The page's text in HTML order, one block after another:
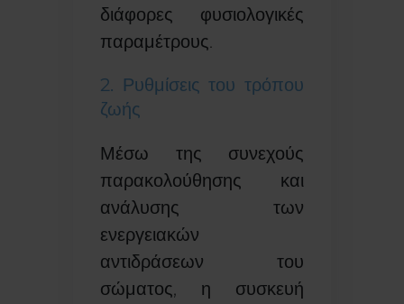
διάφορες φυσιολογικές
παραμέτρους.
2. Ρυθμίσεις του τρόπου
ζωής
Μέσω της συνεχούς
παρακολούθησης και
ανάλυσης των
ενεργειακών
αντιδράσεων του
σώματος, η συσκευή